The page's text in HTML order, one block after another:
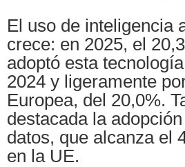
El uso de inteligencia
crece: en 2025, el
adoptó esta
2024 y ligeramente
Europea, del 20,0%.
destacada la
datos, que alcanza el
en la UE.